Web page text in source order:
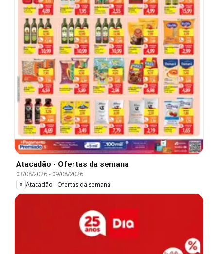
Atacadão - Ofertas da semana
03/08/2026- 09/08/2026
Atacadão - Ofertas da semana